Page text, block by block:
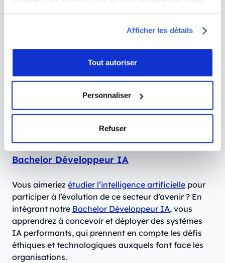
Afficher les détails
Tout autoriser
Personnaliser
Refuser
actionnables en entreprises dès le début de vos
études ; vous pourrez également participer à une
Learning Expedition à Montréal, l’un des points
Data et en IA.
poursuite d’études vers notre
Mastère Data Scientistou possibilité de
candidater à des postes dans l’
Bachelor Développeur IA
Vous aimeriez étudier l’intelligence artificielle pour
participer à l’évolution de ce secteur d’avenir ? En
intégrant notre Bachelor Développeur IA, vous
apprendrez à concevoir et déployer des systèmes
IA performants, qui prennent en compte les défis
éthiques et technologiques auxquels font face les
organisations.